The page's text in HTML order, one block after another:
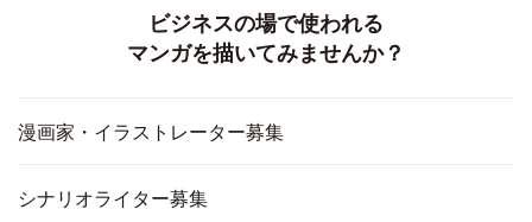
ビジネスの場で使われる
マンガを描いてみませんか？
漫画家・イラストレーター募集
シナリオライター募集